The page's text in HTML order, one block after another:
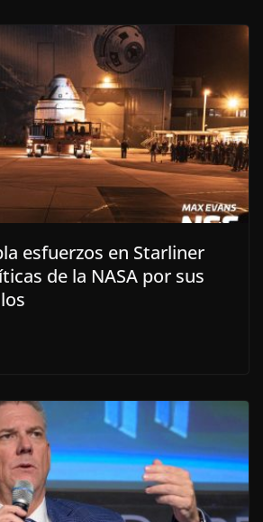
esfuerzos en Starliner
de la NASA por sus